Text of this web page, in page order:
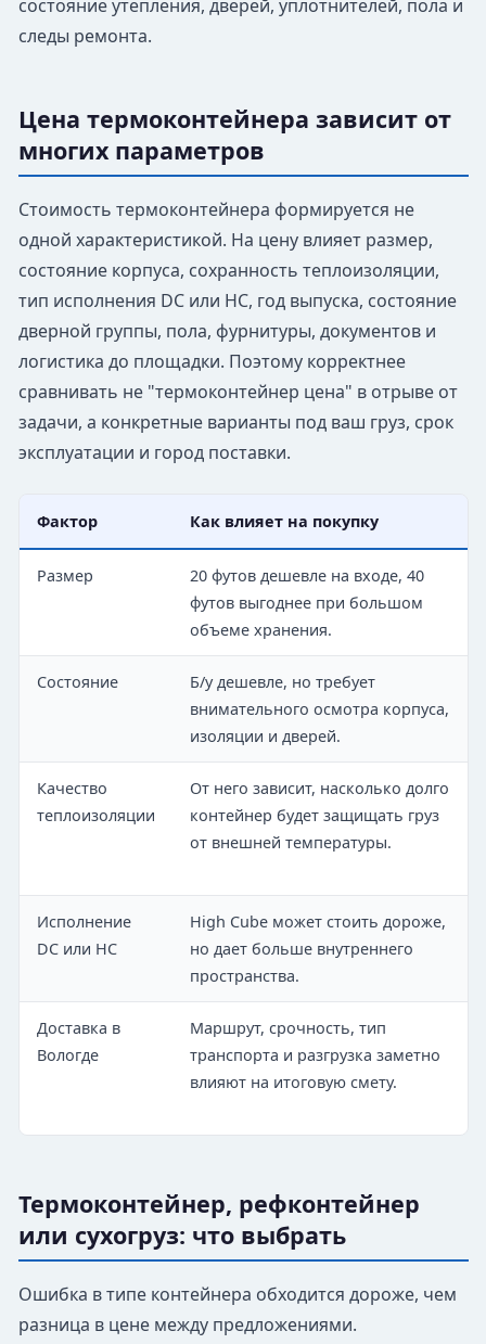
состояние утепления, дверей, уплотнителей, пола и
следы ремонта.
Цена термоконтейнера зависит от
многих параметров
Стоимость термоконтейнера формируется не
одной характеристикой. На цену влияет размер,
состояние корпуса, сохранность теплоизоляции,
тип исполнения DC или HC, год выпуска, состояние
дверной группы, пола, фурнитуры, документов и
логистика до площадки. Поэтому корректнее
сравнивать не "термоконтейнер цена" в отрыве от
задачи, а конкретные варианты под ваш груз, срок
эксплуатации и город поставки.
Фактор Как влияет на покупку
Размер
20 футов дешевле на входе, 40
футов выгоднее при большом
объеме хранения.
Состояние
Б/у дешевле, но требует
внимательного осмотра корпуса,
изоляции и дверей.
Качество
теплоизоляции
От него зависит, насколько долго
контейнер будет защищать груз
от внешней температуры.
Исполнение
DC или HC
High Cube может стоить дороже,
но дает больше внутреннего
пространства.
Доставка в
Вологде
Маршрут, срочность, тип
транспорта и разгрузка заметно
влияют на итоговую смету.
Термоконтейнер, рефконтейнер
или сухогруз: что выбрать
Ошибка в типе контейнера обходится дороже, чем
разница в цене между предложениями.